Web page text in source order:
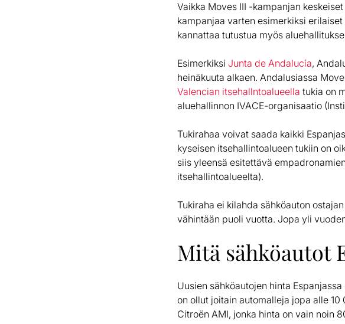
Vaikka Moves III -kampanjan
kampanjaa varten esimerkiksi
kannattaa tutustua myös
Esimerkiksi Junta de Andalucía,
heinäkuuta alkaen. Andalusiassa
Valencian itsehallntoalueella tukia on
aluehallinnon IVACE-organisaatio
Tukirahaa voivat saada kaikki
kyseisen itsehallintoalueen tukiin on
siis yleensä esitettävä
itsehallintoalueelta).
Tukiraha ei kilahda sähköauton
vähintään puoli vuotta. Jopa yli
Mitä sähköautot
Uusien sähköautojen hinta
on ollut joitain automalleja jopa alle
Citroën AMI, jonka hinta on vain noin